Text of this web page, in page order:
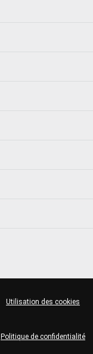
Politique de confidentialité
Utilisation des cookies